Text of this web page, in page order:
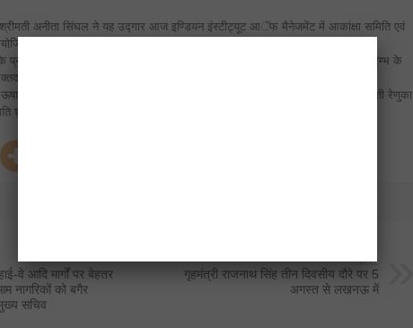
श्रीमती अनीता सिंघल ने यह उद्गार आज इण्डियन इंस्टीट्यूट आॅफ मैनेजमेंट में आकांक्षा समिति एवं
दो दिवसीय स्वैच्छिक रक्तदान शिविर का शुभारम्भ करने के उपरान्त व्यक्त कर रहीं थीं।
एवं छात्र-छात्राओं ने बढ़-चढ़कर हिस्सा लिया। स्वैच्छिक रक्तदान शिविर के शुभारम्भ के
को प्रमाण पत्र एवं अल्पाहार भी वितरित किये।
गुप्ता, आकांक्षा समिति की उपाध्यक्ष श्रीमती सिम्मी शर्मा, श्रीमती ऊषा शर्मा, सचिव श्रीमती रेणुका
श्रीमती प्रीति राजशेखर सहित अन्य वरिष्ठ सदस्यायें उपस्थित थीं।
वे आदि मार्गों पर बेहतर
नागरिकों को बगैर
सचिव
Next:
गृहमंत्री राजनाथ सिंह तीन दिवसीय दौरे पर 5
अगस्त से लखनऊ में